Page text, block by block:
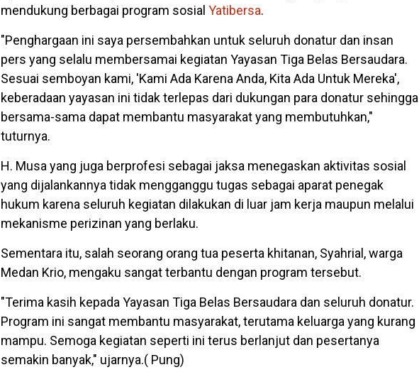
mendukung berbagai program sosial Yatibersa.
"Penghargaan ini saya persembahkan untuk seluruh donatur dan insan
pers yang selalu membersamai kegiatan Yayasan Tiga Belas Bersaudara.
Sesuai semboyan kami, 'Kami Ada Karena Anda, Kita Ada Untuk Mereka',
keberadaan yayasan ini tidak terlepas dari dukungan para donatur sehingga
bersama-sama dapat membantu masyarakat yang membutuhkan,"
tuturnya.
H. Musa yang juga berprofesi sebagai jaksa menegaskan aktivitas sosial
yang dijalankannya tidak mengganggu tugas sebagai aparat penegak
hukum karena seluruh kegiatan dilakukan di luar jam kerja maupun melalui
mekanisme perizinan yang berlaku.
Sementara itu, salah seorang orang tua peserta khitanan, Syahrial, warga
Medan Krio, mengaku sangat terbantu dengan program tersebut.
"Terima kasih kepada Yayasan Tiga Belas Bersaudara dan seluruh donatur.
Program ini sangat membantu masyarakat, terutama keluarga yang kurang
mampu. Semoga kegiatan seperti ini terus berlanjut dan pesertanya
semakin banyak," ujarnya.( Pung)